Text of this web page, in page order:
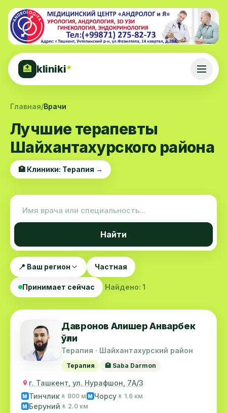
🏥 kliniki*
Главная/Врачи
Лучшие терапевты
Шайхантахурского района
🏥 Клиники: Терапия →
Найти
📍 Ваш регион Частная
Принимает сейчас Найдено: 1
Давронов Алишер Анварбек
ўғли
Терапия · Шайхантахурский район
Терапия 🏥 Saba Darmon
г. Ташкент, ул. Нурафшон, 7А/3
M Тинчлик 🚶 800 м M Чорсу 🚶 1.6 км
M Беруний 🚶 2.0 км